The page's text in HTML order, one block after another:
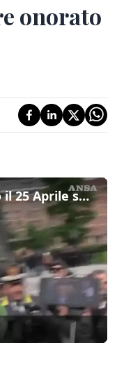
onorato
Salvini: "Ho sempre onorato il 25 Aprile senza sbandierarlo"